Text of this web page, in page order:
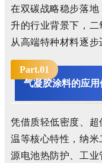
在双碳战略稳步落
升的行业背景下，
从高端特种材料逐步
Part.01
气凝胶涂料的应用
凭借质轻低密度、
温等核心特性，纳
源电池热防护、工